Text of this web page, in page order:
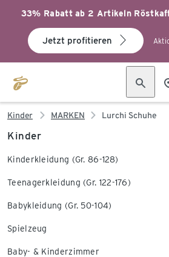
33% Rabatt ab 2 Artikeln
Jetzt profitieren
Kinder MARKEN Lurchi Schuhe
Kinder
Kinderkleidung (Gr. 86-128)
Teenagerkleidung (Gr. 122-176)
Babykleidung (Gr. 50-104)
Spielzeug
Baby- & Kinderzimmer